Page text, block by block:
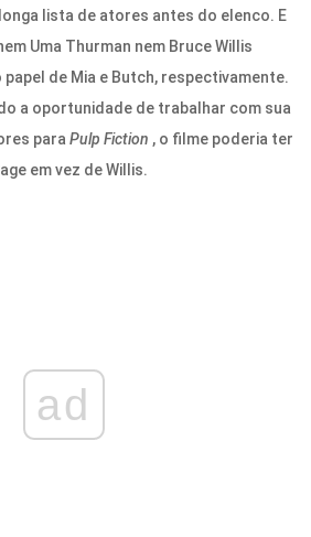
lista de atores antes do elenco. E
Uma Thurman nem Bruce Willis
de Mia e Butch, respectivamente.
a oportunidade de trabalhar com sua
para Pulp Fiction , o filme poderia ter
em vez de Willis.
ad